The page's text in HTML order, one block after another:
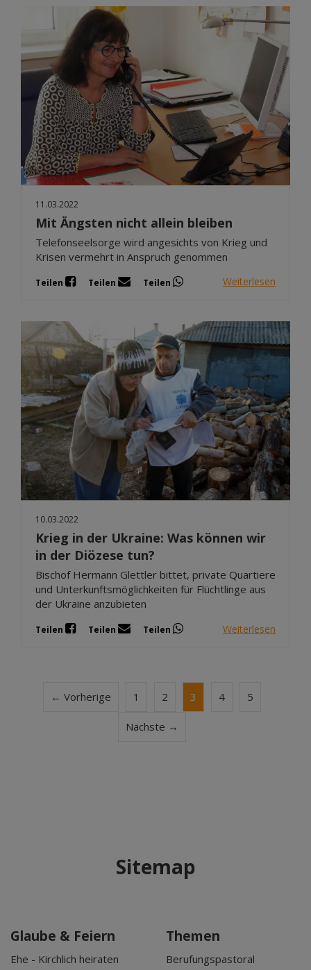
11.03.2022
Mit Ängsten nicht allein bleiben
Telefonseelsorge wird angesichts von Krieg und
Krisen vermehrt in Anspruch genommen
Teilen Teilen Teilen Weiterlesen
10.03.2022
Krieg in der Ukraine: Was können wir
in der Diözese tun?
Bischof Hermann Glettler bittet, private Quartiere
und Unterkunftsmöglichkeiten für Flüchtlinge aus
der Ukraine anzubieten
Teilen Teilen Teilen Weiterlesen
← Vorherige 1 2 3 4 5
Nächste →
Sitemap
Glaube & Feiern
Ehe - Kirchlich heiraten
Themen
Berufungspastoral